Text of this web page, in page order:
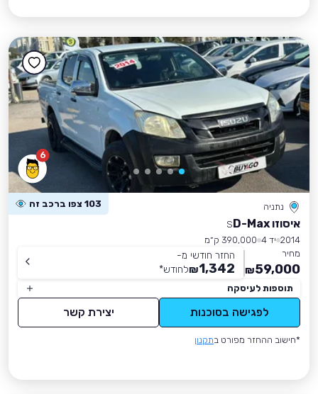
6
נתניה 103 צפו ברכב זה
איסוזו D-Max
S
2014 יד 4
390,000 ק״מ
מחיר
59,000
₪
החזר חודשי מ-
1,342
₪לחודש*
תוספות לעיסקה
לפגישה בסוכנות יצירת קשר
*חישוב ההחזר מפורט בתקנון